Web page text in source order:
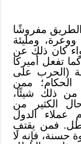
مفروشًا
ومليئة
كان ذلك عن
تفعل أميركا
(الحرب على
الحكام؛ ممن
من ذلك شيئًا،
الكثير من
عملاء الدول
فمن يقتفِ
حسنة، فإنه لا